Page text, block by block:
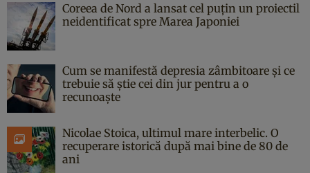
Coreea de Nord a lansat cel puțin un proiectil
neidentificat spre Marea Japoniei
Cum se manifestă depresia zâmbitoare și ce
trebuie să știe cei din jur pentru a o
recunoaște
Nicolae Stoica, ultimul mare interbelic. O
recuperare istorică după mai bine de 80 de
ani